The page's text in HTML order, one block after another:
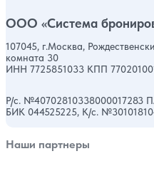
ООО «Система
107045, г.Москва,
комната 30
ИНН 7725851033 КПП
Р/с. №40702810338000017283
БИК 044525225, К/с.
Наши партнеры